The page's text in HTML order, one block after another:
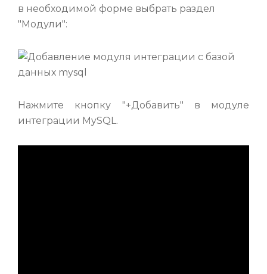
в необходимой форме выбрать раздел
"Модули":
Нажмите кнопку "+Добавить" в модуле
интеграции MySQL.